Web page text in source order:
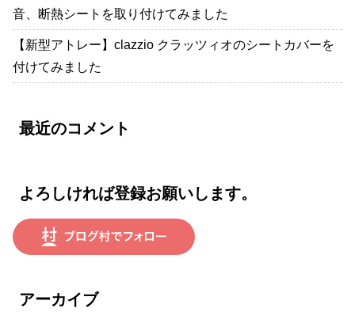
音、断熱シートを取り付けてみました
【新型アトレー】clazzio クラッツィオのシートカバーを
付けてみました
最近のコメント
よろしければ登録お願いします。
アーカイブ